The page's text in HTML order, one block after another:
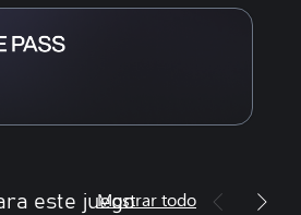
este juegoMostrar todo